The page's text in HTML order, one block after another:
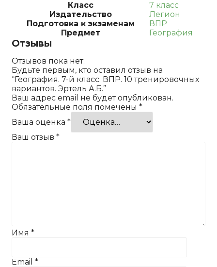
Класс
7 класс
Издательство
Легион
Подготовка к экзаменам
ВПР
Предмет
География
Отзывы
Отзывов пока нет.
Будьте первым, кто оставил отзыв на
“География. 7-й класс. ВПР. 10 тренировочных
вариантов. Эртель А.Б.”
Ваш адрес email не будет опубликован.
Обязательные поля помечены *
Ваша оценка *
Ваш отзыв *
Имя *
Email *